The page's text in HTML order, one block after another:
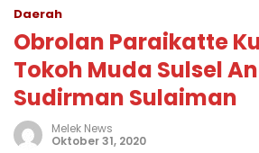
Daerah
Obrolan Paraikatte
Tokoh Muda Sulsel
Sudirman Sulaiman
Melek News
Oktober 31, 2020